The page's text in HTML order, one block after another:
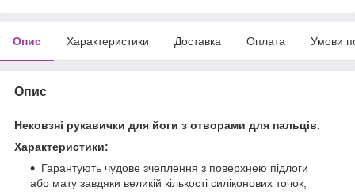
Опис Характеристики Доставка Оплата Умови
Опис
Нековзні рукавички для йоги з отворами для пальців.
Характеристики:
Гарантують чудове зчеплення з поверхнею підлоги
або мату завдяки великій кількості силіконових точок;